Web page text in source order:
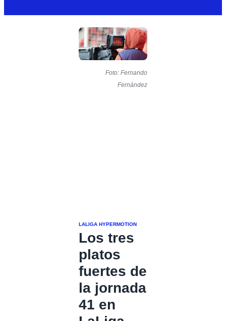
Foto: Fernando
Fernández
LALIGA HYPERMOTION
Los tres
platos
fuertes de
la jornada
41 en